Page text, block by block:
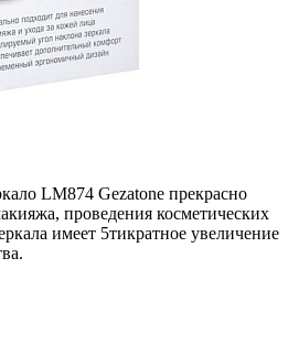
LM874 Gezatone прекрасно
проведения косметических
имеет 5тикратное увеличение